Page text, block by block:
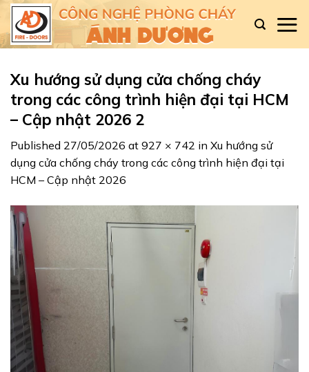
Skip
content
Xu hướng sử dụng cửa chống cháy
trong các công trình hiện đại tại HCM
– Cập nhật 2026 2
Published 27/05/2026 at 927 × 742 in Xu hướng sử
dụng cửa chống cháy trong các công trình hiện đại tại
HCM – Cập nhật 2026